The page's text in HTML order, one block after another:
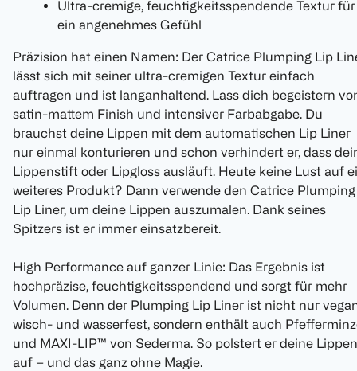
Ultra-cremige, feuchtigkeitsspendende Textur für
ein angenehmes Gefühl
Präzision hat einen Namen: Der Catrice Plumping Lip
lässt sich mit seiner ultra-cremigen Textur einfach
auftragen und ist langanhaltend. Lass dich begeistern
satin-mattem Finish und intensiver Farbabgabe. Du
brauchst deine Lippen mit dem automatischen Lip Liner
nur einmal konturieren und schon verhindert er, dass
Lippenstift oder Lipgloss ausläuft. Heute keine Lust auf
weiteres Produkt? Dann verwende den Catrice Plumping
Lip Liner, um deine Lippen auszumalen. Dank seines
Spitzers ist er immer einsatzbereit.
High Performance auf ganzer Linie: Das Ergebnis ist
hochpräzise, feuchtigkeitsspendend und sorgt für mehr
Volumen. Denn der Plumping Lip Liner ist nicht nur
wisch- und wasserfest, sondern enthält auch
und MAXI-LIP™ von Sederma. So polstert er deine Lippen
auf – und das ganz ohne Magie.